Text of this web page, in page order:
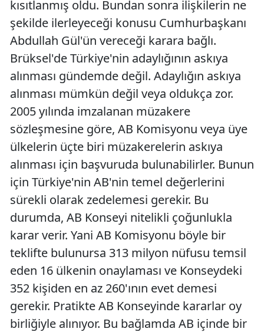
kısıtlanmış oldu. Bundan sonra ilişkilerin ne
şekilde ilerleyeceği konusu Cumhurbaşkanı
Abdullah Gül'ün vereceği karara bağlı.
Brüksel'de Türkiye'nin adaylığının askıya
alınması gündemde değil. Adaylığın askıya
alınması mümkün değil veya oldukça zor.
2005 yılında imzalanan müzakere
sözleşmesine göre, AB Komisyonu veya üye
ülkelerin üçte biri müzakerelerin askıya
alınması için başvuruda bulunabilirler. Bunun
için Türkiye'nin AB'nin temel değerlerini
sürekli olarak zedelemesi gerekir. Bu
durumda, AB Konseyi nitelikli çoğunlukla
karar verir. Yani AB Komisyonu böyle bir
teklifte bulunursa 313 milyon nüfusu temsil
eden 16 ülkenin onaylaması ve Konseydeki
352 kişiden en az 260'ının evet demesi
gerekir. Pratikte AB Konseyinde kararlar oy
birliğiyle alınıyor. Bu bağlamda AB içinde bir